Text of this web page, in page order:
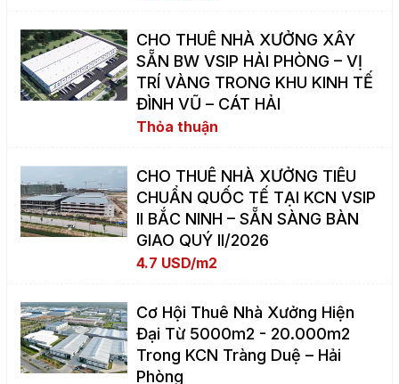
CHO THUÊ NHÀ XƯỞNG XÂY
SẴN BW VSIP HẢI PHÒNG – VỊ
TRÍ VÀNG TRONG KHU KINH TẾ
ĐÌNH VŨ – CÁT HẢI
Thỏa thuận
CHO THUÊ NHÀ XƯỞNG TIÊU
CHUẨN QUỐC TẾ TẠI KCN VSIP
II BẮC NINH – SẴN SÀNG BÀN
GIAO QUÝ II/2026
4.7 USD/m2
Cơ Hội Thuê Nhà Xưởng Hiện
Đại Từ 5000m2 - 20.000m2
Trong KCN Tràng Duệ – Hải
Phòng